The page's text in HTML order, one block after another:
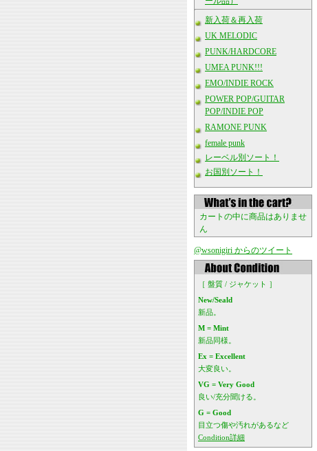
新入荷＆再入荷
UK MELODIC
PUNK/HARDCORE
UMEA PUNK!!!
EMO/INDIE ROCK
POWER POP/GUITAR
POP/INDIE POP
RAMONE PUNK
female punk
レーベル別ソート！
お国別ソート！
カートの中に商品はありませ
ん
@wsonigiri からのツイート
［ 盤質 / ジャケット ］
New/Seald
新品。
M = Mint
新品同様。
Ex = Excellent
大変良い。
VG = Very Good
良い/充分聞ける。
G = Good
目立つ傷や汚れがあるなど
Condition詳細